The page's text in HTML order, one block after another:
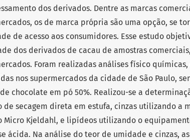
dos derivados. Dentre as marcas
os de marca própria são uma opção, se
de acesso aos consumidores. Esse estudo
dos derivados de cacau de amostras
Foram realizadas análises físico
nos supermercados da cidade de São Paulo,
chocolate em pó 50%. Realizou-se a
de secagem direta em estufa, cinzas utilizando a
Micro Kjeldahl, e lipídeos utilizando o
ácida. Na análise do teor de umidade e cinzas,